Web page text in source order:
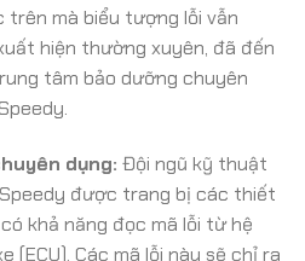
mà biểu tượng lỗi vẫn
hiện thường xuyên, đã đến
tâm bảo dưỡng chuyên
dụng: Đội ngũ kỹ thuật
được trang bị các thiết
khả năng đọc mã lỗi từ hệ
(ECU). Các mã lỗi này sẽ chỉ ra